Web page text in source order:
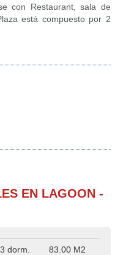
con Restaurant, sala de
está compuesto por 2
EN LAGOON -
3 dorm. 83.00 M2